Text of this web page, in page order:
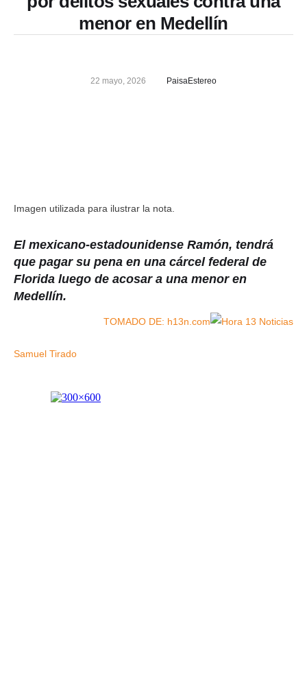
menor en Medellín
22 mayo, 2026 PaisaEstereo
Imagen utilizada para ilustrar la nota.
El mexicano-estadounidense Ramón, tendrá
que pagar su pena en una cárcel federal de
Florida luego de acosar a una menor en
Medellín.
TOMADO DE: h13n.com
Samuel Tirado